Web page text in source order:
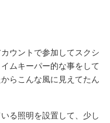
ウントで参加してスクシ
ムキーパー的な事をして
らこんな風に見えてたん
る照明を設置して、少し